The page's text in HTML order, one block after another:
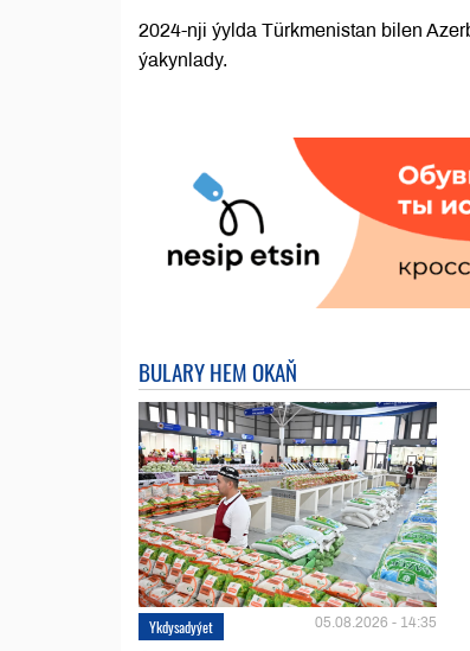
2024-nji ýylda Türkmenistan bilen
ýakynlady.
BULARY HEM OKAŇ
Ykdysadyýet 05.08.2026 - 14:35